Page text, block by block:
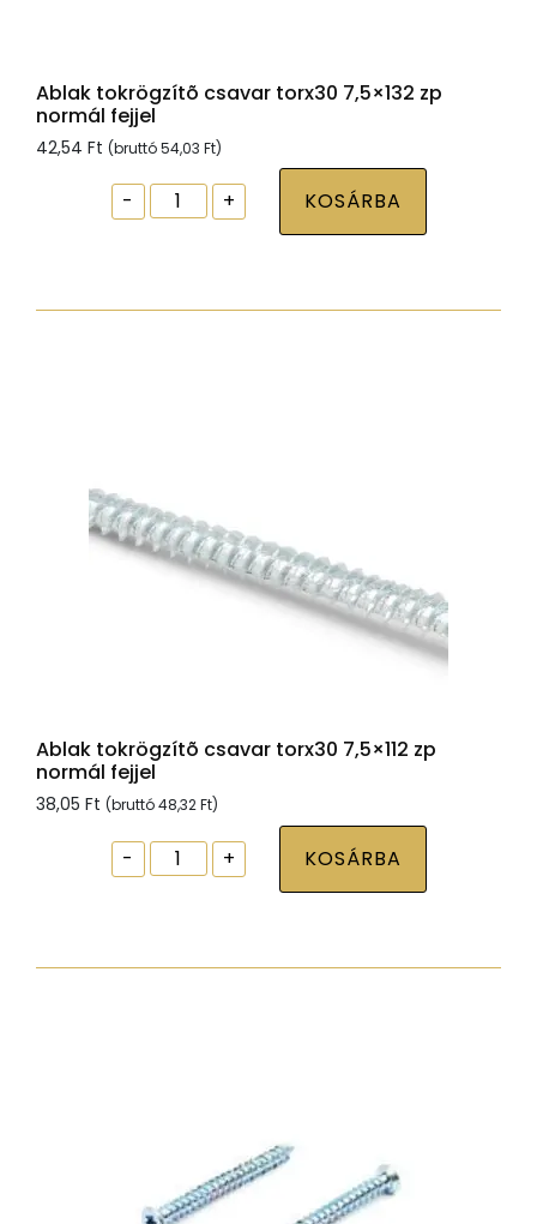
Ablak tokrögzítõ csavar torx30 7,5×132 zp
normál fejjel
42,54 Ft (bruttó54,03 Ft)
-
Ablak
tokrögzítõ
7,5x132
+ KOSÁRBA
Ablak tokrögzítõ csavar torx30 7,5×112 zp
normál fejjel
38,05 Ft (bruttó48,32Ft)
-
Ablak
tokrögzítõ
7,5x112
+ KOSÁRBA